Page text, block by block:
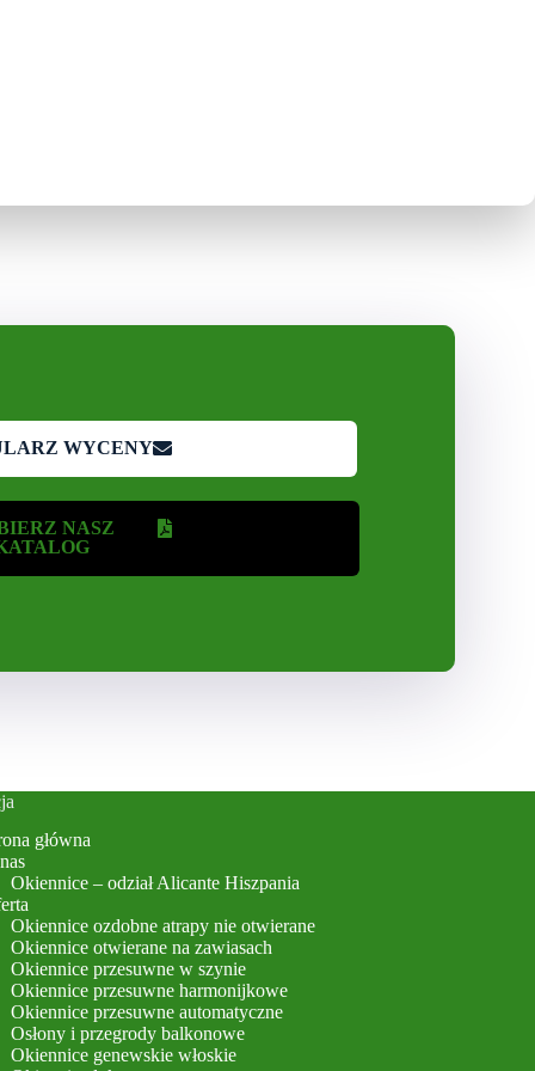
WYCENY
NASZ
główna
Okiennice – odział Alicante Hiszpania
Okiennice ozdobne atrapy nie otwierane
Okiennice otwierane na zawiasach
Okiennice przesuwne w szynie
Okiennice przesuwne harmonijkowe
Okiennice przesuwne automatyczne
Osłony i przegrody balkonowe
Okiennice genewskie włoskie